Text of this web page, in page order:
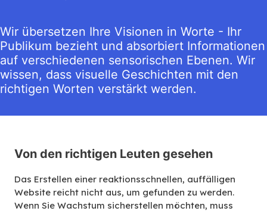
Wir übersetzen Ihre Visionen in Worte - Ihr
Publikum bezieht und absorbiert Informationen
auf verschiedenen sensorischen Ebenen. Wir
wissen, dass visuelle Geschichten mit den
richtigen Worten verstärkt werden.
Von den richtigen Leuten gesehen
Das Erstellen einer reaktionsschnellen, auffälligen
Website reicht nicht aus, um gefunden zu werden.
Wenn Sie Wachstum sicherstellen möchten, muss